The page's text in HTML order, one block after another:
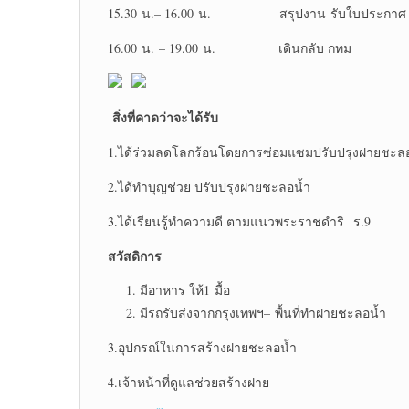
15.30 น.– 16.00 น. สรุปงาน รับใบประกาศ
16.00 น. – 19.00 น. เดินกลับ กทม
สิ่งที่คาดว่าจะได้รับ
1.ได้ร่วมลดโลกร้อนโดยการซ่อมแซมปรับปรุงฝายชะ
2.ได้ทำบุญช่วย ปรับปรุงฝายชะลอน้ำ
3.ได้เรียนรู้ทำความดี ตามแนวพระราชดำริ ร.9
สวัสดิการ
มีอาหาร ให้1 มื้อ
มีรถรับส่งจากกรุงเทพฯ– พื้นที่ทำฝายชะลอน้ำ
3.อุปกรณ์ในการสร้างฝายชะลอน้ำ
4.เจ้าหน้าที่ดูแลช่วยสร้างฝาย